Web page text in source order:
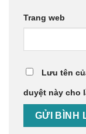
Trang web
Lưu tên
duyệt này cho